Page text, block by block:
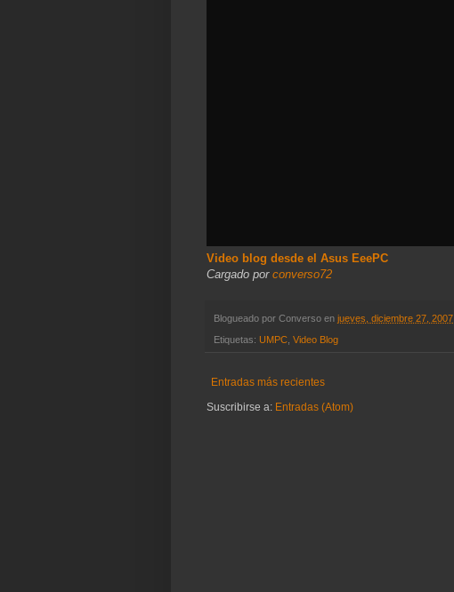
Video blog desde el Asus EeePC
Cargado por converso72
Blogueado por Converso en jueves, diciembre 27, 2007
Etiquetas: UMPC Video Blog
Entradas más recientes
Suscribirse a: Entradas (Atom)